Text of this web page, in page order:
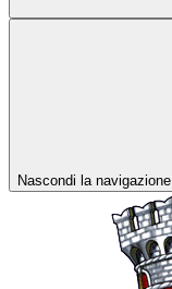
Nascondi la navigazione